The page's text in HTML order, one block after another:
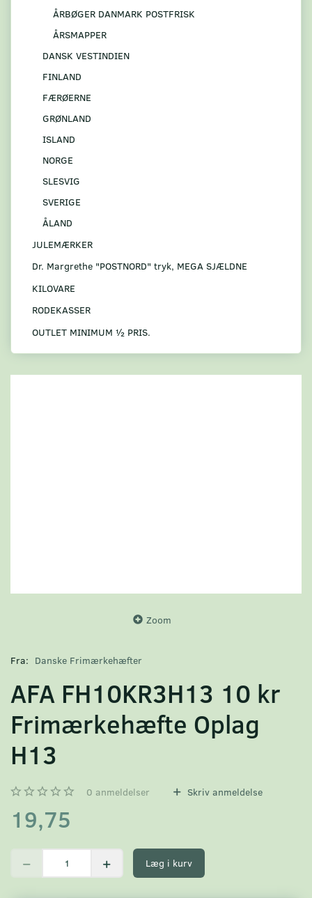
ÅRBØGER DANMARK POSTFRISK
ÅRSMAPPER
DANSK VESTINDIEN
FINLAND
FÆRØERNE
GRØNLAND
ISLAND
NORGE
SLESVIG
SVERIGE
ÅLAND
JULEMÆRKER
Dr. Margrethe "POSTNORD" tryk, MEGA SJÆLDNE
KILOVARE
RODEKASSER
OUTLET MINIMUM ½ PRIS.
Zoom
Fra: Danske Frimærkehæfter
AFA FH10KR3H13 10 kr
Frimærkehæfte Oplag
H13
0 anmeldelser Skriv anmeldelse
19,75
Læg i kurv